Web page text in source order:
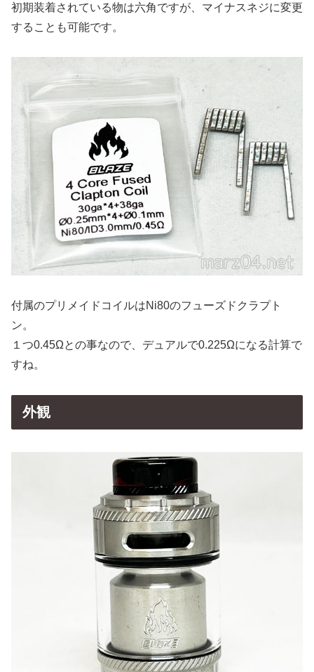
初期装着されている物は六角ですが、マイナスネジに変更
することも可能です。
付属のプリメイドコイルはNi80のフューズドクラプト
ン。
１つ0.45Ωとの事なので、デュアルで0.225Ωになる計算で
すね。
外観